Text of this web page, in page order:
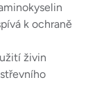
k ochraně
živin